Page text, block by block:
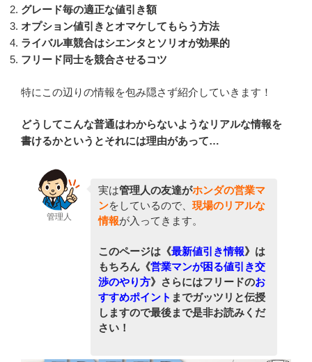
グレード毎の適正な値引き額
オプション値引きとオマケしてもらう方法
ライバル車競合はシエンタとソリオが効果的
フリード同士を競合させるコツ
特にこの辺りの情報を包み隠さず紹介していきます！
どうしてこんな普通はわからないようなリアルな情報を
書けるかというとそれには理由があって…
管理人
実は管理人の友達がホンダの営業マ
ンをしているので、 現場のリアルな
情報が入ってきます。
このページは《最新値引き情報》は
もちろん《営業マンが困る値引き交
渉のやり方》さらにはフリードのお
すすめポイント までガッツリと伝授
しますので最後まで是非お読みくだ
さい！